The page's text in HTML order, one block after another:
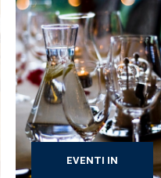
EVENTI IN